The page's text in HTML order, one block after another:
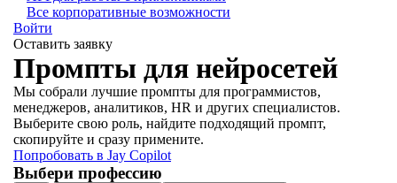
Все корпоративные возможности
Войти
Оставить заявку
Промпты для нейросетей
Мы собрали лучшие промпты для программистов,
менеджеров, аналитиков, HR и других специалистов.
Выберите свою роль, найдите подходящий промпт,
скопируйте и сразу примените.
Попробовать в Jay Сopilot
Выбери профессию